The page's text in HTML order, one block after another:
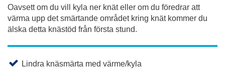
Oavsett om du vill kyla ner knät eller om du föredrar att
värma upp det smärtande området kring knät kommer du
älska detta knästöd från första stund.
Lindra knäsmärta med värme/kyla